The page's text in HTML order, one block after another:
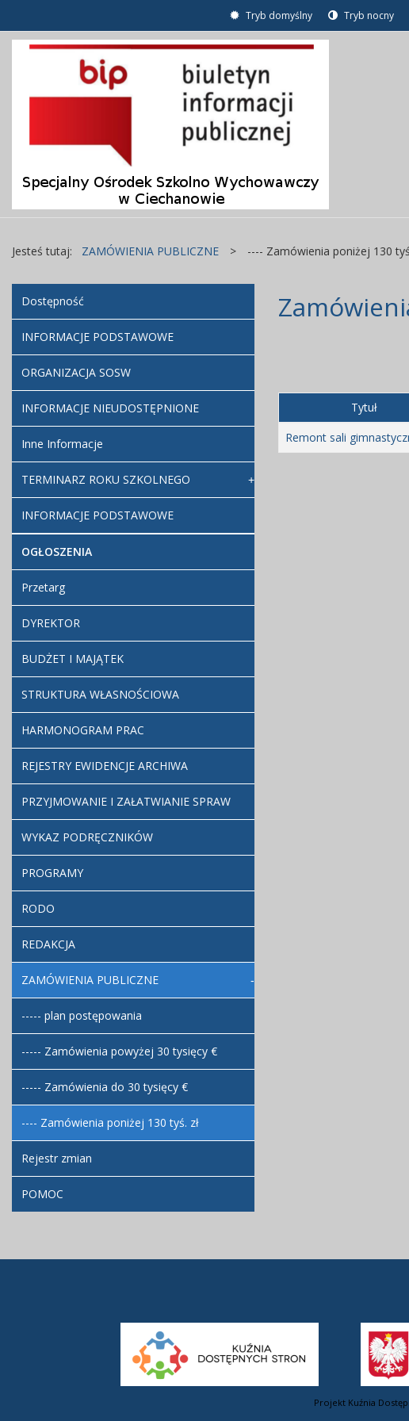
Tryb domyślny Tryb nocny
Jesteś tutaj: ZAMÓWIENIA PUBLICZNE > ---- Zamówienia poniżej 130
Tytuł
Remont sali
Dostępność
INFORMACJE PODSTAWOWE
ORGANIZACJA SOSW
INFORMACJE NIEUDOSTĘPNIONE
Inne Informacje
TERMINARZ ROKU SZKOLNEGO
INFORMACJE PODSTAWOWE
OGŁOSZENIA
Przetarg
DYREKTOR
BUDŻET I MAJĄTEK
STRUKTURA WŁASNOŚCIOWA
HARMONOGRAM PRAC
REJESTRY EWIDENCJE ARCHIWA
PRZYJMOWANIE I ZAŁATWIANIE SPRAW
WYKAZ PODRĘCZNIKÓW
PROGRAMY
RODO
REDAKCJA
ZAMÓWIENIA PUBLICZNE
----- plan postępowania
----- Zamówienia powyżej 30 tysięcy €
----- Zamówienia do 30 tysięcy €
---- Zamówienia poniżej 130 tyś. zł
Rejestr zmian
POMOC
Projekt Kuźnia